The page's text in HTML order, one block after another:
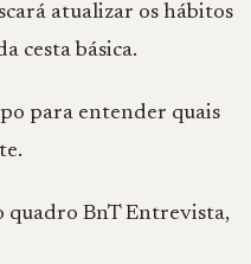
atualizar os hábitos
cesta básica.
para entender quais
quadro BnT Entrevista,